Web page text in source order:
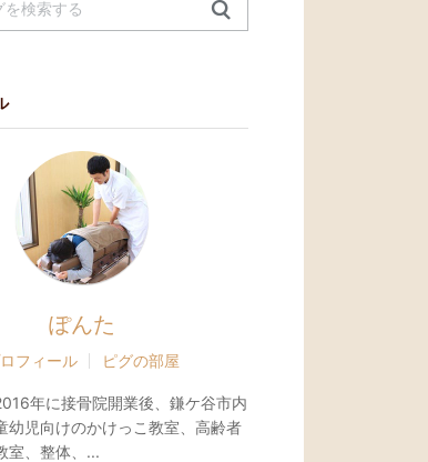
ぽんた
フィール ピグの部屋
年に接骨院開業後、鎌ケ谷市内
幼児向けのかけっこ教室、高齢者
室、整体、...